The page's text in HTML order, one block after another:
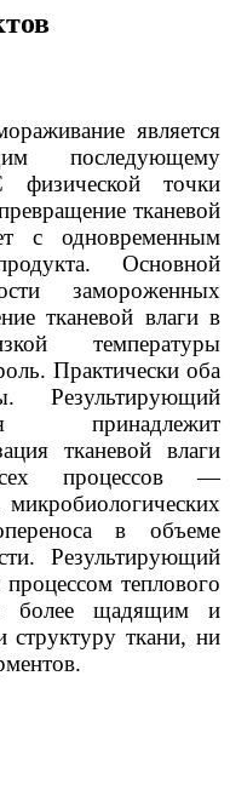
является
последующему
физической точки
тканевой
с одновременным
Основной
изамороженных
тканевой влаги в
температуры
Практически оба
Результирующий
принадлежит
тканевой влаги
процессов —
в объеме
Результирующий
теплового
более щадящим и
ткани, ни